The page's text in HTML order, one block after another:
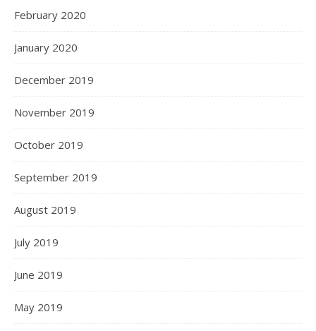
February 2020
January 2020
December 2019
November 2019
October 2019
September 2019
August 2019
July 2019
June 2019
May 2019